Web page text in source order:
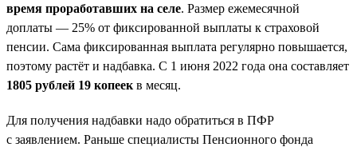
время проработавших на селе. Размер ежемесячной
доплаты — 25% от фиксированной выплаты к страховой
пенсии. Сама фиксированная выплата регулярно повышается,
поэтому растёт и надбавка. С 1 июня 2022 года она составляет
1805 рублей 19 копеек в месяц.
Для получения надбавки надо обратиться в ПФР
с заявлением. Раньше специалисты Пенсионного фонда